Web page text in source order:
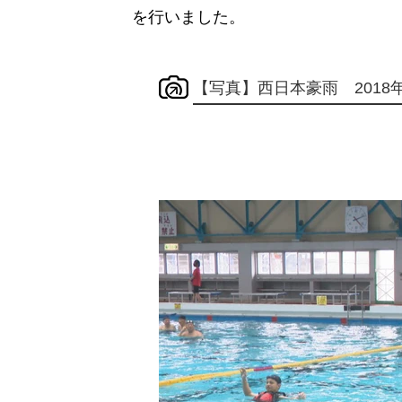
を行いました。
【写真】西日本豪雨 2018